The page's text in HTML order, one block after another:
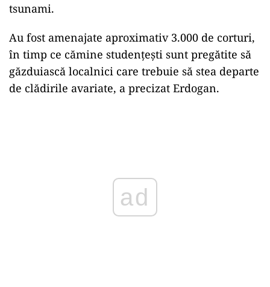
tsunami.
Au fost amenajate aproximativ 3.000 de corturi,
în timp ce cămine studenţeşti sunt pregătite să
găzduiască localnici care trebuie să stea departe
de clădirile avariate, a precizat Erdogan.